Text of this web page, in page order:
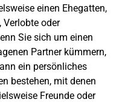
einen Ehegatten,
Verlobte oder
Sie sich um einen
Partner kümmern,
ein persönliches
bestehen, mit denen
Freunde oder